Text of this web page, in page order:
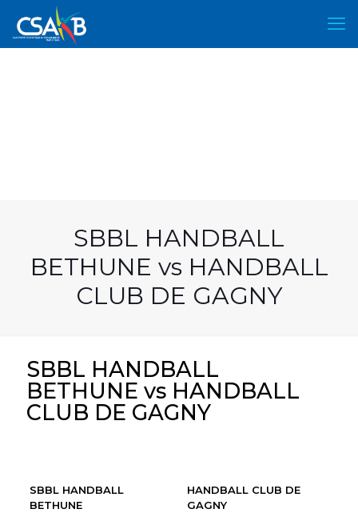
SBBL HANDBALL
BETHUNE vs HANDBALL
CLUB DE GAGNY
SBBL HANDBALL
BETHUNE vs HANDBALL
CLUB DE GAGNY
SBBL HANDBALL
BETHUNE
HANDBALL CLUB DE
GAGNY